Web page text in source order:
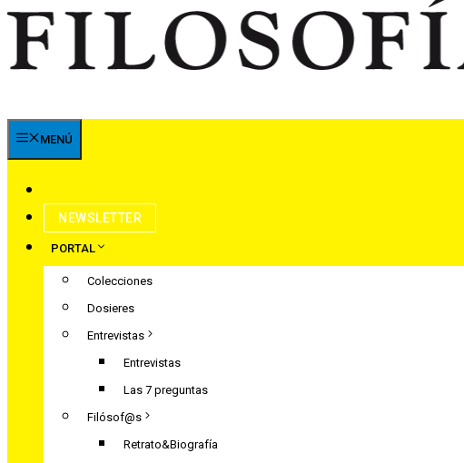
MENÚ
NEWSLETTER
PORTAL
Colecciones
Dosieres
Entrevistas
Entrevistas
Las 7 preguntas
Filósof@s
Retrato&Biografía